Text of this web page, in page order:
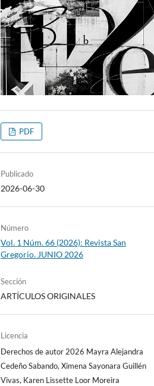
PDF
Publicado
2026-06-30
Número
Vol. 1 Núm. 66 (2026): Revista San
Gregorio. JUNIO 2026
Sección
ARTÍCULOS ORIGINALES
Licencia
Derechos de autor 2026 Mayra Alejandra
Cedeño Sabando, Ximena Sayonara Guillén
Vivas, Karen Lissette Loor Moreira